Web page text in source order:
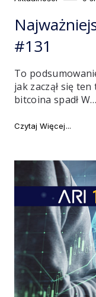
#131
To
jak zaczął się
bitcoina spadł W…
Czytaj Więcej